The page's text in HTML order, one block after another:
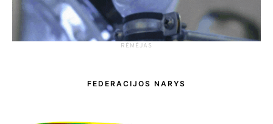
RĖMĖJAS
FEDERACIJOS NARYS